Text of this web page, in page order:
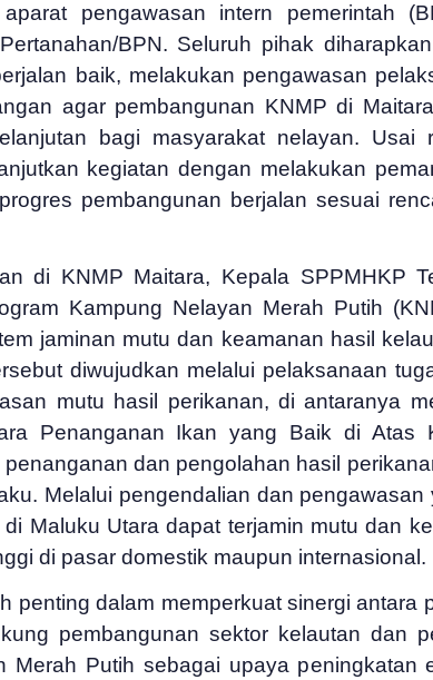
pengawasan intern pemerintah
BPN. Seluruh pihak
baik, melakukan pengawasan
agar pembangunan KNMP di
bagi masyarakat nelayan.
kegiatan dengan melakukan
pembangunan berjalan sesuai
di KNMP Maitara, Kepala SPPMHKP
Kampung Nelayan Merah Putih
jaminan mutu dan keamanan hasil
diwujudkan melalui pelaksanaan
mutu hasil perikanan, di antaranya
Penanganan Ikan yang Baik di Atas
dan pengolahan hasil
Melalui pengendalian dan
Maluku Utara dapat terjamin mutu dan
di pasar domestik maupun internasional.
penting dalam memperkuat sinergi
pembangunan sektor kelautan dan
Merah Putih sebagai upaya